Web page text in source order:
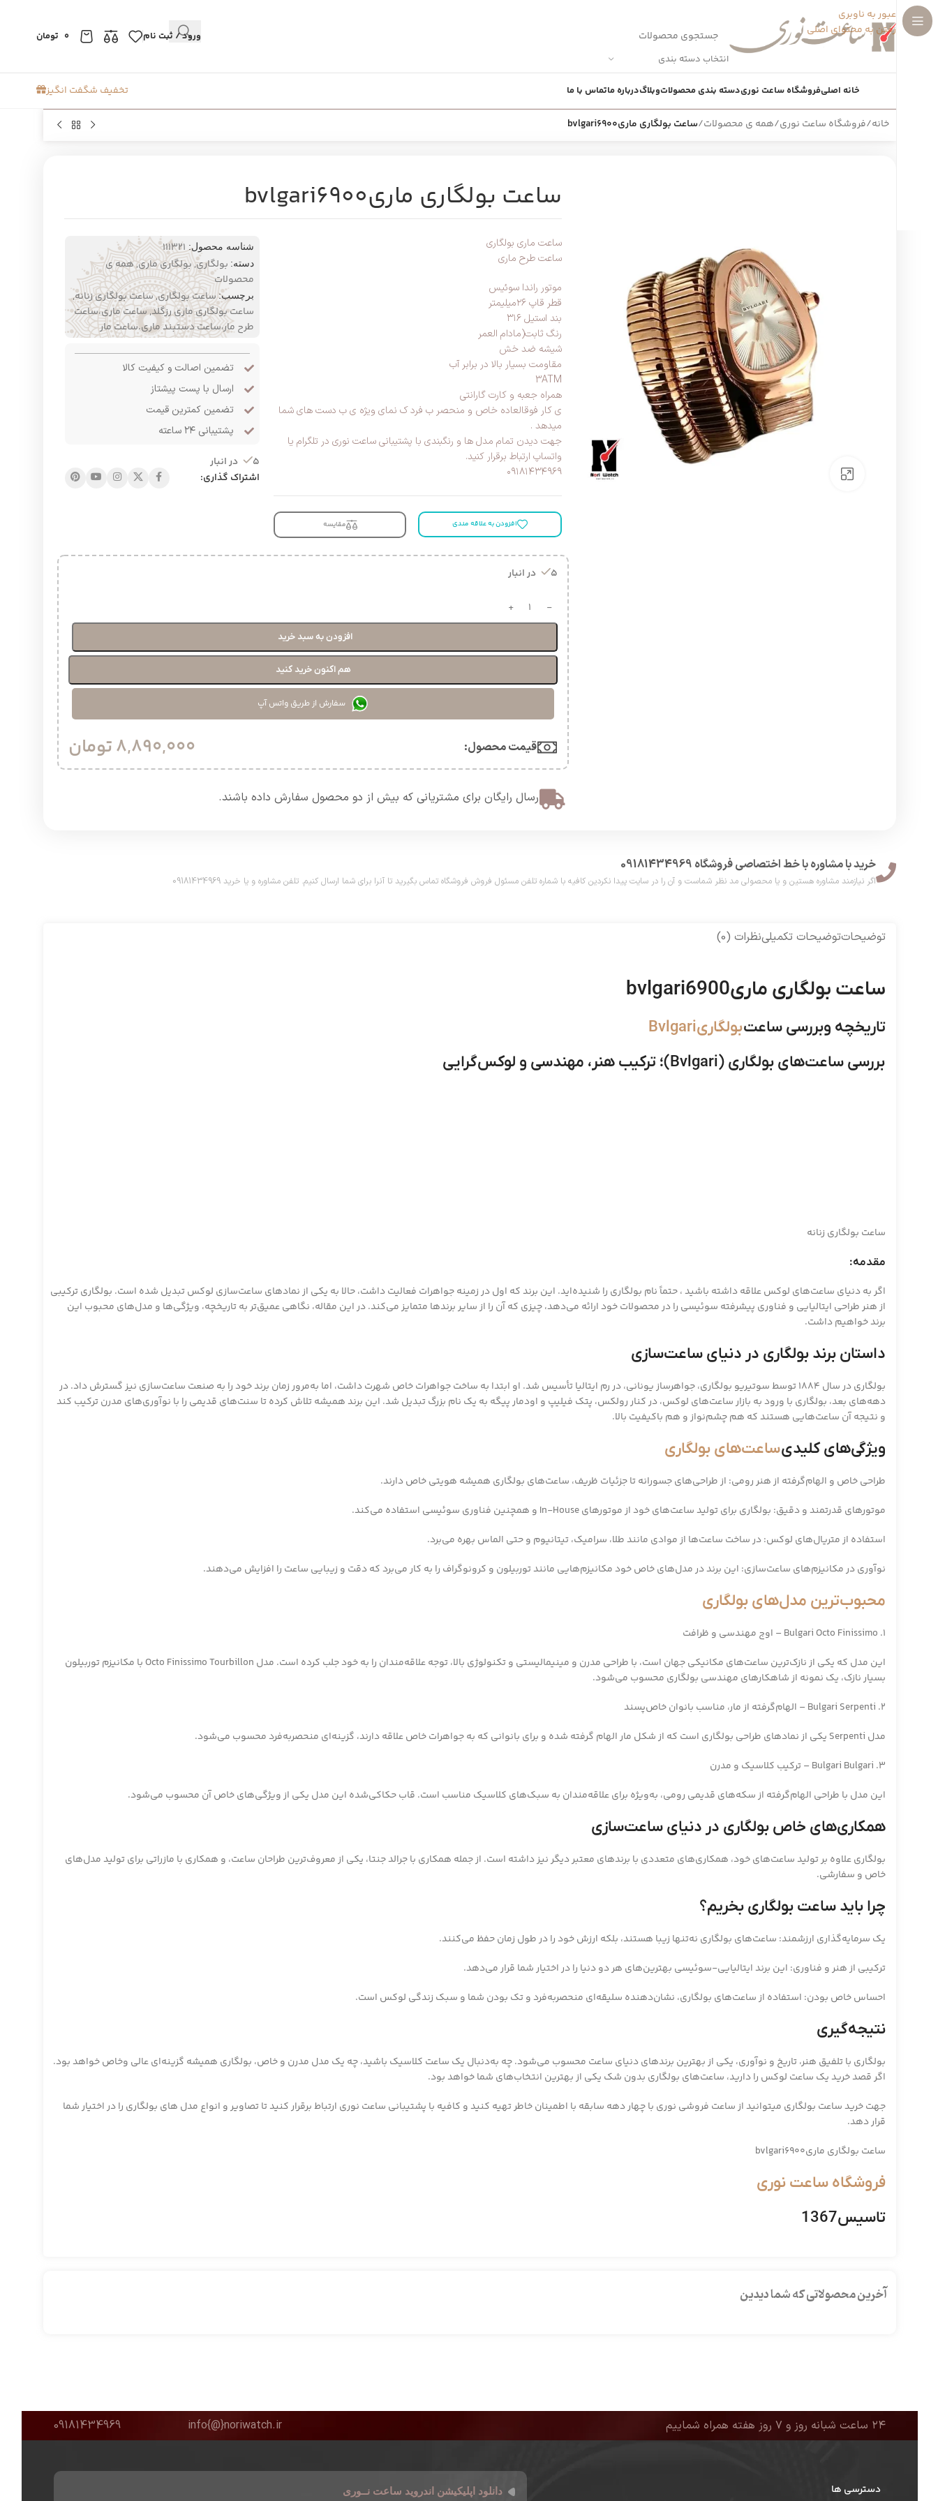
عبور به ناوبری
رفتن به محتوای اصلی
انتخاب دسته بندی
ورود / ثبت نام 0 تومان
خانه اصلیفروشگاه ساعت نوریدسته بندی محصولاتوبلاگدرباره ماتماس با ما تخفیف شگفت انگیز
خانه/فروشگاه ساعت نوری/همه ی محصولات/ساعت بولگاری ماریbvlgari6900
ساعت بولگاری ماریbvlgari6900
ساعت ماری بولگاری
ساعت طرح ماری
موتور راندا سوئیس
قطر قاپ ۲۶میلیمتر
بند استیل ۳۱۶
رنگ ثابت(مادام العمر
شیشه ضد خش
مقاومت بسیار بالا در برابر آب
3ATM
همراه جعبه و کارت گارانتی
ی کار فوقالعاده خاص و منحصر ب فرد ک نمای ویژه ی ب دست های شما
میدهد .
جهت دیدن تمام مدل ها و رنگبندی با پشتیبانی ساعت نوری در تلگرام یا
واتساپ ارتباط برقرار کنید.
۰۹۱۸۱۴۳۴۹۶۹
افزودن به علاقه مندی مقایسه
شناسه محصول: 111321
دسته: بولگاری,بولگاری ماری,همه ی
محصولات
برچسب:ساعت بولگاری,ساعت بولگاری زنانه,
ساعت بولگاری ماری رزگلد,ساعت ماری،ساعت
طرح مار،ساعت دستبند ماری.ساعت مار
تضمین اصالت و کیفیت کالا
ارسال با پست پیشتاز
تضمین کمترین قیمت
پشتیبانی ۲۴ ساعته
5 در انبار
اشتراک گذاری:
5 در انبار
افزودن به سبد خرید
هم اکنون خرید کنید
سفارش از طریق واتس آپ
قیمت محصول:​ 8,890,000تومان
ارسال رایگان برای مشتریانی که بیش از دو محصول سفارش داده باشند.​
خرید با مشاوره با خط اختصاصی فروشگاه 09181434969
اگر نیازمند مشاوره هستین و یا محصولی مد نظر شماست و آن را در سایت پیدا نکردین کافیه با شماره تلفن مسئول فروش فروشگاه تماس بگیرید تا آنرا برای شما ارسال کنیم. تلفن مشاوره و یا خرید 09181434969
توضیحاتتوضیحات تکمیلینظرات (0)
ساعت بولگاری ماریbvlgari6900
تاریخچه وبررسی ساعتبولگاریBvlgari
بررسی ساعت‌های بولگاری (Bvlgari)؛ ترکیب هنر، مهندسی و لوکس‌گرایی
ساعت بولگاری زنانه
مقدمه:
اگر به دنیای ساعت‌های لوکس علاقه‌ داشته باشید ، حتماً نام بولگاری را شنیده‌اید. این برند که اول در زمینه جواهرات فعالیت داشت، حالا به یکی از نمادهای ساعت‌سازی لوکس تبدیل شده است. بولگاری ترکیبی
از هنر طراحی ایتالیایی و فناوری پیشرفته سوئیسی را در محصولات خود ارائه می‌دهد، چیزی که آن را از سایر برندها متمایز می‌کند. در این مقاله، نگاهی عمیق‌تر به تاریخچه، ویژگی‌ها و مدل‌های محبوب این
برند خواهیم داشت.
داستان برند بولگاری در دنیای ساعت‌سازی
بولگاری در سال 1884 توسط سوتیریو بولگاری، جواهرساز یونانی، در رم ایتالیا تأسیس شد. او ابتدا به ساخت جواهرات خاص شهرت داشت، اما به‌مرور زمان برند خود را به صنعت ساعت‌سازی نیز گسترش داد. در
دهه‌های بعد، بولگاری با ورود به بازار ساعت‌های لوکس، در کنار رولکس، پتک فیلیپ و اودمار پیگه به یک نام بزرگ تبدیل شد. این برند همیشه تلاش کرده تا سنت‌های قدیمی را با نوآوری‌های مدرن ترکیب کند
و نتیجه آن ساعت‌هایی هستند که هم چشم‌نواز و هم باکیفیت بالا.
ویژگی‌های کلیدیساعت‌های بولگاری
طراحی خاص و الهام‌گرفته از هنر رومی: از طراحی‌های جسورانه تا جزئیات ظریف، ساعت‌های بولگاری همیشه هویتی خاص دارند.
موتورهای قدرتمند و دقیق: بولگاری برای تولید ساعت‌های خود از موتورهای In-House و همچنین فناوری سوئیسی استفاده می‌کند.
استفاده از متریال‌های لوکس: در ساخت ساعت‌ها از موادی مانند طلا، سرامیک، تیتانیوم و حتی الماس بهره می‌برد.
نوآوری در مکانیزم‌های ساعت‌سازی: این برند در مدل‌های خاص خود مکانیزم‌هایی مانند توربیلون و کرونوگراف را به کار می‌برد که دقت و زیبایی ساعت را افزایش می‌دهند.
محبوب‌ترین مدل‌های بولگاری
1. Bulgari Octo Finissimo – اوج مهندسی و ظرافت
این مدل که یکی از نازک‌ترین ساعت‌های مکانیکی جهان است، با طراحی مدرن و مینیمالیستی و تکنولوژی بالا، توجه علاقه‌مندان را به خود جلب کرده است. مدل Octo Finissimo Tourbillon با مکانیزم توربیلون
بسیار نازک، یک نمونه از شاهکارهای مهندسی بولگاری محسوب می‌شود.
2. Bulgari Serpenti – الهام‌گرفته از مار، مناسب بانوان خاص‌پسند
مدل Serpenti یکی از نمادهای طراحی بولگاری است که از شکل مار الهام گرفته شده و برای بانوانی که به جواهرات خاص علاقه دارند، گزینه‌ای منحصربه‌فرد محسوب می‌شود.
3. Bulgari Bulgari – ترکیب کلاسیک و مدرن
این مدل با طراحی الهام‌گرفته از سکه‌های قدیمی رومی، به‌ویژه برای علاقه‌مندان به سبک‌های کلاسیک مناسب است. قاب حکاکی‌شده این مدل یکی از ویژگی‌های خاص آن محسوب می‌شود.
همکاری‌های خاص بولگاری در دنیای ساعت‌سازی
بولگاری علاوه بر تولید ساعت‌های خود، همکاری‌های متعددی با برندهای معتبر دیگر نیز داشته است. از جمله همکاری با جرالد جنتا، یکی از معروف‌ترین طراحان ساعت، و همکاری با مازراتی برای تولید مدل‌های
خاص و سفارشی.
چرا باید ساعت بولگاری بخریم؟
یک سرمایه‌گذاری ارزشمند: ساعت‌های بولگاری نه‌تنها زیبا هستند، بلکه ارزش خود را در طول زمان حفظ می‌کنند.
ترکیبی از هنر و فناوری: این برند ایتالیایی-سوئیسی بهترین‌های هر دو دنیا را در اختیار شما قرار می‌دهد.
احساس خاص بودن: استفاده از ساعت‌های بولگاری، نشان‌دهنده سلیقه‌ای منحصربه‌فرد و تک بودن شما و سبک زندگی لوکس است.
نتیجه‌گیری
بولگاری با تلفیق هنر، تاریخ و نوآوری، یکی از بهترین برندهای دنیای ساعت محسوب می‌شود. چه به‌دنبال یک ساعت کلاسیک باشید، چه یک مدل مدرن و خاص، بولگاری همیشه گزینه‌ای عالی وخاص خواهد بود.
اگر قصد خرید یک ساعت لوکس را دارید، ساعت‌های بولگاری بدون شک یکی از بهترین انتخاب‌های شما خواهد بود.
جهت خرید ساعت بولگاری میتوانید از ساعت فروشی نوری با چهار دهه سابقه با اطمینان خاطر تهیه کنید و کافیه با پشتیبانی ساعت نوری ارتباط برقرار کنید تا تصاویر و انواع مدل های بولگاری را در اختیار شما
قرار دهد.
ساعت بولگاری ماریbvlgari6900
فروشگاه ساعت نوری
تاسیس1367
آخرین محصولاتی که شما دیدین
۲۴ ساعت شبانه روز و ۷ روز هفته همراه شماییم info{@}noriwatch.ir
09181434969
دسترسی ها دانلود اپلیکیشن اندروید ساعت نــوری